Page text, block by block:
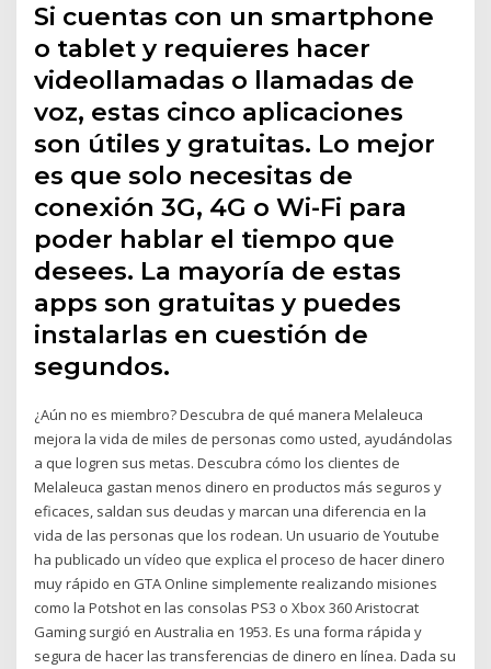
Si cuentas con un smartphone
o tablet y requieres hacer
videollamadas o llamadas de
voz, estas cinco aplicaciones
son útiles y gratuitas. Lo mejor
es que solo necesitas de
conexión 3G, 4G o Wi-Fi para
poder hablar el tiempo que
desees. La mayoría de estas
apps son gratuitas y puedes
instalarlas en cuestión de
segundos.
¿Aún no es miembro? Descubra de qué manera Melaleuca
mejora la vida de miles de personas como usted, ayudándolas
a que logren sus metas. Descubra cómo los clientes de
Melaleuca gastan menos dinero en productos más seguros y
eficaces, saldan sus deudas y marcan una diferencia en la
vida de las personas que los rodean. Un usuario de Youtube
ha publicado un vídeo que explica el proceso de hacer dinero
muy rápido en GTA Online simplemente realizando misiones
como la Potshot en las consolas PS3 o Xbox 360 Aristocrat
Gaming surgió en Australia en 1953. Es una forma rápida y
segura de hacer las transferencias de dinero en línea. Dada su